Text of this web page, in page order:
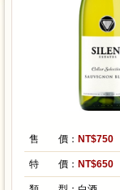
售 價： NT$750
特 價： NT$650